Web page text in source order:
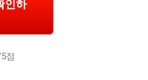
인하
점